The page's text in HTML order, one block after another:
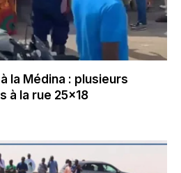
la Médina : plusieurs
à la rue 25×18